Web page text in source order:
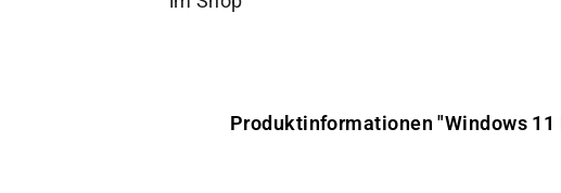
Produktinformationen "Windows 11